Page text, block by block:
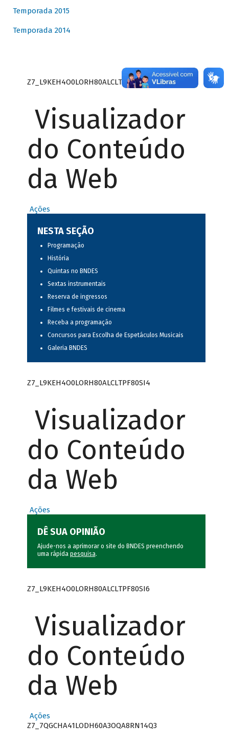
Temporada 2015
Temporada 2014
Z7_L9KEH4O0LORH80ALCLTPF80S27
Visualizador
do Conteúdo
da Web
Ações
NESTA SEÇÃO
Programação
História
Quintas no BNDES
Sextas instrumentais
Reserva de ingressos
Filmes e festivais de cinema
Receba a programação
Concursos para Escolha de Espetáculos Musicais
Galeria BNDES
Z7_L9KEH4O0LORH80ALCLTPF80SI4
Visualizador
do Conteúdo
da Web
Ações
DÊ SUA OPINIÃO
Ajude-nos a aprimorar o site do BNDES preenchendo
uma rápida pesquisa.
Z7_L9KEH4O0LORH80ALCLTPF80SI6
Visualizador
do Conteúdo
da Web
Ações
Z7_7QGCHA41LODH60A3OQA8RN14Q3